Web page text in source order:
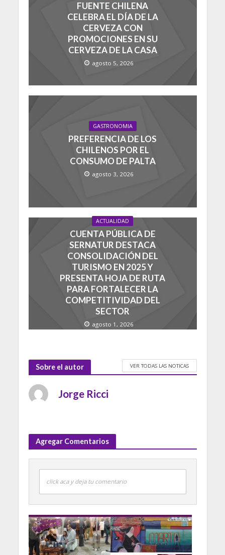
FUENTE CHILENA
CELEBRA EL DÍA DE LA
CERVEZA CON
PROMOCIONES EN SU
CERVEZA DE LA CASA
agosto 5, 2026
GASTRONOMIA
PREFERENCIA DE LOS
CHILENOS POR EL
CONSUMO DE PALTA
agosto 3, 2026
ACTUALIDAD
CUENTA PÚBLICA DE
SERNATUR DESTACA
CONSOLIDACIÓN DEL
TURISMO EN 2025 Y
PRESENTA HOJA DE RUTA
PARA FORTALECER LA
COMPETITIVIDAD DEL
SECTOR
agosto 1, 2026
Sobre el autor VER TODAS LAS NOTICAS
Jorge Ricci
Agregar Comentarios
click aca y deja tu comentario